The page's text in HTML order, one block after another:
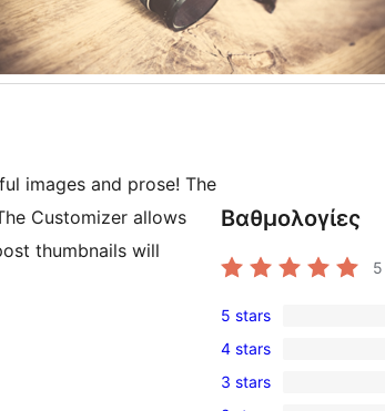
images and prose! The
Customizer allows
thumbnails will
Βαθμολογίες
5
1
5-
star
5 stars
0
4-
4 stars
0
3 stars